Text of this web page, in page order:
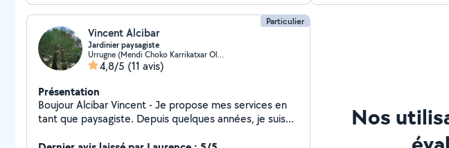
Particulier
Vincent Alcibar
Jardinier paysagiste
Urrugne (Mendi Choko Karrikatxar Olhette)
4,8/5 (11 avis)
Présentation
Boujour Alcibar Vincent - Je propose mes services en
tant que paysagiste. Depuis quelques années, je suis
Nos